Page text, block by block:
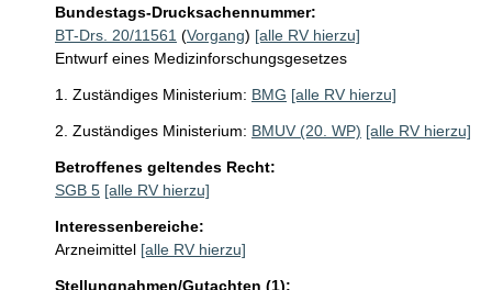
Bundestags-Drucksachennummer:
BT-Drs. 20/11561 (Vorgang) [alle RV hierzu]
Entwurf eines Medizinforschungsgesetzes
1. Zuständiges Ministerium: BMG [alle RV hierzu]
2. Zuständiges Ministerium: BMUV (20. WP) [alle RV hierzu]
Betroffenes geltendes Recht:
SGB 5 [alle RV hierzu]
Interessenbereiche:
Arzneimittel [alle RV hierzu]
Stellungnahmen/Gutachten (1):